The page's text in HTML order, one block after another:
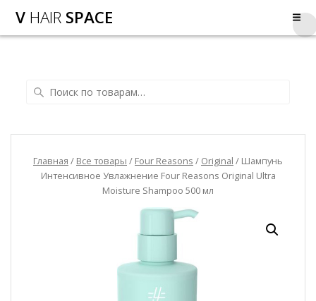
V HAIR SPACE
Главная / Все товары / Four Reasons / Original / Шампунь
Интенсивное Увлажнение Four Reasons Original Ultra
Moisture Shampoo 500 мл